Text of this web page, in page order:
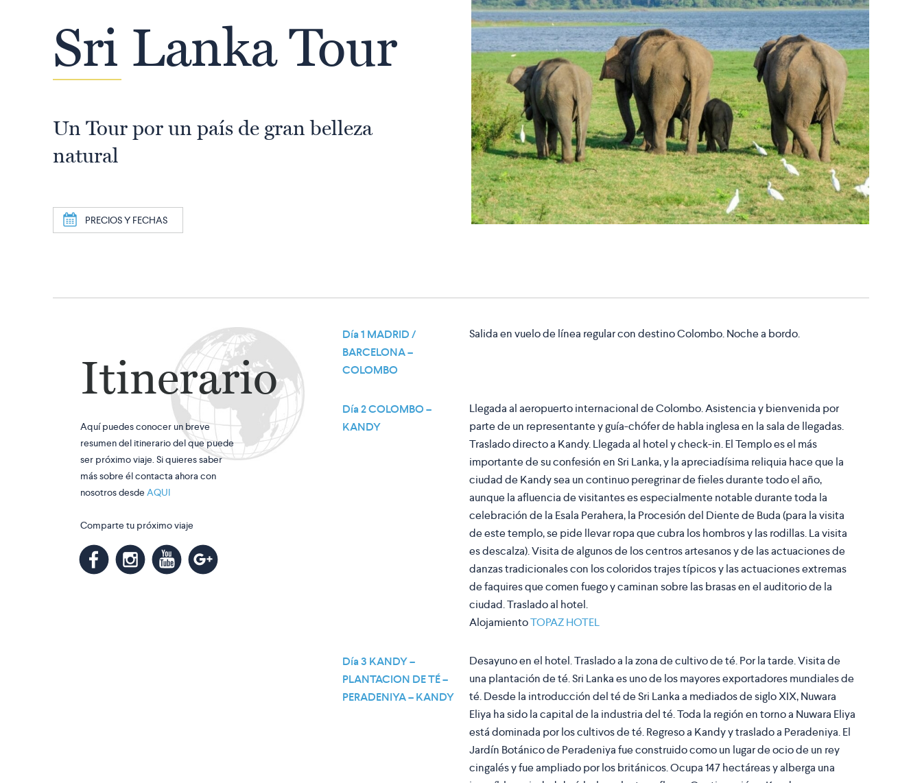
Sri Lanka Tour
Un Tour por un país de gran belleza
natural
a PRECIOS Y FECHAS
Itinerario
Aquí puedes conocer un breve
resumen del itinerario del que puede
ser próximo viaje. Si quieres saber
más sobre él contacta ahora con
nosotros desde AQUI
Comparte tu próximo viaje
mknl
Día 1 MADRID /
BARCELONA –
COLOMBO
Salida en vuelo de línea regular con destino Colombo. Noche a bordo.
Día 2 COLOMBO –
KANDY
Llegada al aeropuerto internacional de Colombo. Asistencia y bienvenida por
parte de un representante y guía-chófer de habla inglesa en la sala de llegadas.
Traslado directo a Kandy. Llegada al hotel y check-in. El Templo es el más
importante de su confesión en Sri Lanka, y la apreciadísima reliquia hace que la
ciudad de Kandy sea un continuo peregrinar de fieles durante todo el año,
aunque la afluencia de visitantes es especialmente notable durante toda la
celebración de la Esala Perahera, la Procesión del Diente de Buda (para la visita
de este templo, se pide llevar ropa que cubra los hombros y las rodillas. La visita
es descalza). Visita de algunos de los centros artesanos y de las actuaciones de
danzas tradicionales con los coloridos trajes típicos y las actuaciones extremas
de faquires que comen fuego y caminan sobre las brasas en el auditorio de la
ciudad. Traslado al hotel.
AlojamientoTOPAZ HOTEL
Día 3 KANDY –
PLANTACION DE TÉ –
PERADENIYA – KANDY
Desayuno en el hotel. Traslado a la zona de cultivo de té. Por la tarde. Visita de
una plantación de té. Sri Lanka es uno de los mayores exportadores mundiales de
té. Desde la introducción del té de Sri Lanka a mediados de siglo XIX, Nuwara
Eliya ha sido la capital de la industria del té. Toda la región en torno a Nuwara Eliya
está dominada por los cultivos de té. Regreso a Kandy y traslado a Peradeniya. El
Jardín Botánico de Peradeniya fue construido como un lugar de ocio de un rey
cingalés y fue ampliado por los británicos. Ocupa 147 hectáreas y alberga una